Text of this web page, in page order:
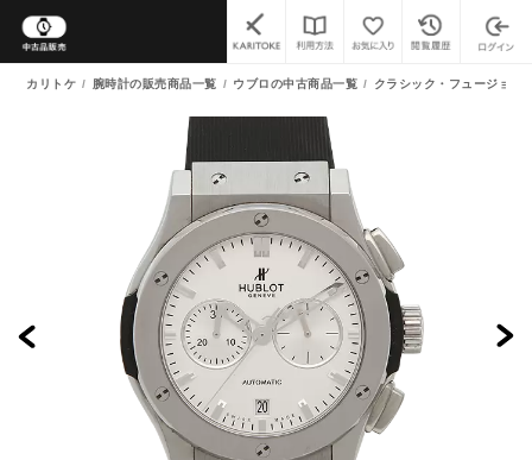
カリトケ 腕時計の販売商品一覧 ウブロの中古商品一覧 クラシック・フュージョン